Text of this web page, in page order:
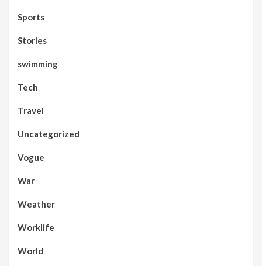
Sports
Stories
swimming
Tech
Travel
Uncategorized
Vogue
War
Weather
Worklife
World